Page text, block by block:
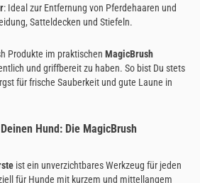
: Ideal zur Entfernung von Pferdehaaren und
Satteldecken und Stiefeln.
Produkte im praktischen MagicBrush
und griffbereit zu haben. So bist Du stets
für frische Sauberkeit und gute Laune in
Hund: Die MagicBrush
ist ein unverzichtbares Werkzeug für jeden
für Hunde mit kurzem und mittellangem